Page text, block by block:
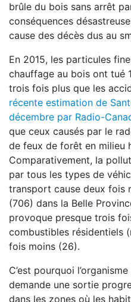
brûle du bois sans arrêt
conséquences
cause des décès dus au
En 2015, les particules
chauffage au bois ont tué
trois fois plus que les
récente estimation de
décembre par Radio-
que ceux causés par le
de feux de forêt en milieu
Comparativement, la
par tous les types de
transport cause deux fois
(706) dans la Belle
provoque presque trois
combustibles résidentiels
fois moins (26).
C’est pourquoi
demande une sortie
dans les zones où les